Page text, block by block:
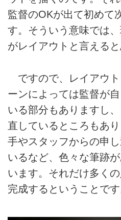
監督のOKが出て初めて
す。そういう意味では
がレイアウトと言えると
ですので、レイアウ
ーンによっては監督が
いる部分もありますし
直しているところもあ
手やスタッフからの申
いるなど、色々な筆跡
います。それだけ多く
完成するということです